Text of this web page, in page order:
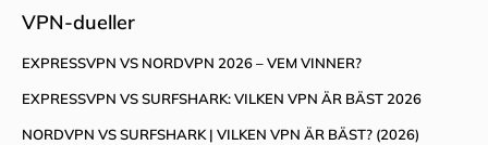
VPN-dueller
EXPRESSVPN VS NORDVPN 2026 – VEM VINNER?
EXPRESSVPN VS SURFSHARK: VILKEN VPN ÄR BÄST 2026
NORDVPN VS SURFSHARK | VILKEN VPN ÄR BÄST? (2026)